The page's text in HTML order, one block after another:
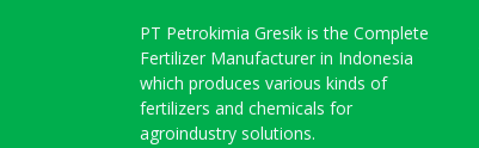
PT Petrokimia Gresik is the Complete
Fertilizer Manufacturer in Indonesia
which produces various kinds of
fertilizers and chemicals for
agroindustry solutions.